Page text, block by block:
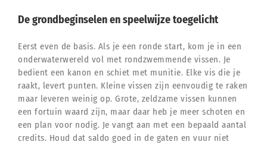
De grondbeginselen en speelwijze toegelicht
Eerst even de basis. Als je een ronde start, kom je in een
onderwaterwereld vol met rondzwemmende vissen. Je
bedient een kanon en schiet met munitie. Elke vis die je
raakt, levert punten. Kleine vissen zijn eenvoudig te raken
maar leveren weinig op. Grote, zeldzame vissen kunnen
een fortuin waard zijn, maar daar heb je meer schoten en
een plan voor nodig. Je vangt aan met een bepaald aantal
credits. Houd dat saldo goed in de gaten en vuur niet